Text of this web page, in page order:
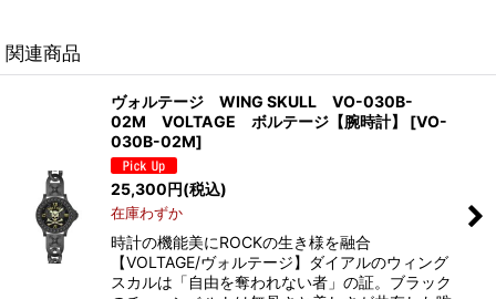
関連商品
ヴォルテージ WING SKULL VO-030B-
02M VOLTAGE ボルテージ【腕時計】
[VO-
030B-02M]
25,300円(税込)
在庫わずか
時計の機能美にROCKの生き様を融合
【VOLTAGE/ヴォルテージ】ダイアルのウィング
スカルは「自由を奪われない者」の証。ブラック